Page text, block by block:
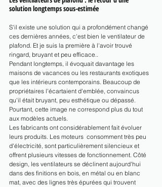
solution longtemps sous-estimée
S'il existe une solution qui a profondément changé
ces dernières années, c'est bien le ventilateur de
plafond. Et je suis la première à l'avoir trouvé
ringard, bruyant et peu efficace..
Pendant longtemps, il évoquait davantage les
maisons de vacances ou les restaurants exotiques
que les intérieurs contemporains. Beaucoup de
propriétaires l'écartaient d'emblée, convaincus
qu'il était bruyant, peu esthétique ou dépassé.
Pourtant, cette image ne correspond plus du tout
aux modèles actuels.
Les fabricants ont considérablement fait évoluer
leurs produits. Les moteurs  consomment très peu
d'électricité, sont particulièrement silencieux et
offrent plusieurs vitesses de fonctionnement. Côté
design, les ventilateurs se déclinent aujourd'hui
dans des finitions en bois, en métal ou en blanc
mat, avec des lignes très épurées qui trouvent